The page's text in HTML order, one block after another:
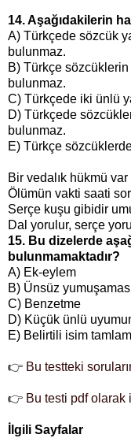
14. Aşağıdakilerin
A) Türkçede sözcük
bulunmaz.
B) Türkçe sözcüklerin
bulunmaz.
C) Türkçede iki ünlü
D) Türkçede
bulunmaz.
E) Türkçe
Bir vedalık hükmü var
Ölümün vakti saati
Serçe kuşu gibidir
Dal yorulur, serçe
15. Bu dizelerde
bulunmamaktadır?
A) Ek-eylem
B) Ünsüz
C) Benzetme
D) Küçük ünlü
E) Belirtili isim
👉 Bu testteki
👉 Bu testi pdf olarak
İlgili Sayfalar